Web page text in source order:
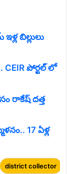
బిల్లులు
పోర్టల్ లో
రాకేష్ దత్త
17 ఏళ్ల
district collector